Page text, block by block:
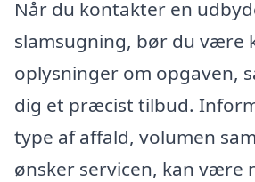
Når du kontakter en
slamsugning, bør du være
oplysninger om opgaven,
dig et præcist tilbud.
type af affald, volumen
ønsker servicen, kan være